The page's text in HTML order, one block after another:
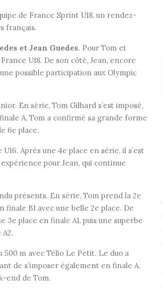
de France Sprint U18, un rendez-
français.
et Jean Guedes. Pour Tom et
U18. De son côté, Jean, encore
possible participation aux Olympic
En série, Tom Gilhard s’est imposé,
A, Tom a confirmé sa grande forme
6e place.
Après une 4e place en série, il s’est
pour Jean, qui continue
présents. En série, Tom prend la 2e
B1 avec une belle 2e place. De
place en finale A1, puis une superbe
m avec Télio Le Petit. Le duo a
de s’imposer également en finale A.
end de Tom.